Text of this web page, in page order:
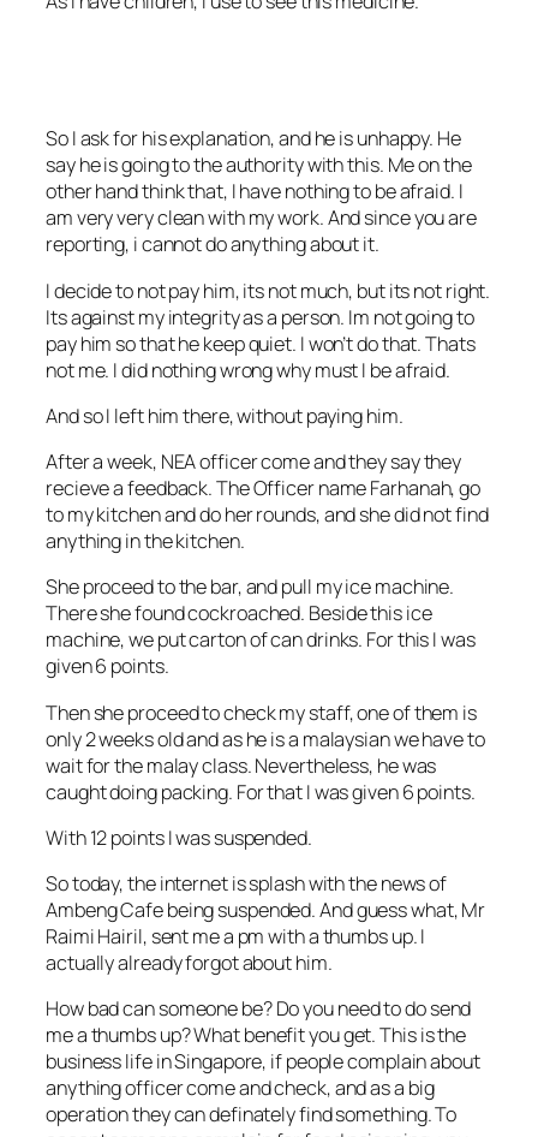
So I ask for his explanation, and he is unhappy. He
say he is going to the authority with this. Me on the
other hand think that, I have nothing to be afraid. I
am very very clean with my work. And since you are
reporting, i cannot do anything about it.
I decide to not pay him, its not much, but its not right.
Its against my integrity as a person. Im not going to
pay him so that he keep quiet. I won’t do that. Thats
not me. I did nothing wrong why must I be afraid.
And so I left him there, without paying him.
After a week, NEA officer come and they say they
recieve a feedback. The Officer name Farhanah, go
to my kitchen and do her rounds, and she did not find
anything in the kitchen.
She proceed to the bar, and pull my ice machine.
There she found cockroached. Beside this ice
machine, we put carton of can drinks. For this I was
given 6 points.
Then she proceed to check my staff, one of them is
only 2 weeks old and as he is a malaysian we have to
wait for the malay class. Nevertheless, he was
caught doing packing. For that I was given 6 points.
With 12 points I was suspended.
So today, the internet is splash with the news of
Ambeng Cafe being suspended. And guess what, Mr
Raimi Hairil, sent me a pm with a thumbs up. I
actually already forgot about him.
How bad can someone be? Do you need to do send
me a thumbs up? What benefit you get. This is the
business life in Singapore, if people complain about
anything officer come and check, and as a big
operation they can definately find something. To